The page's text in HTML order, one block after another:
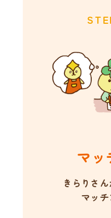
マ
きらりさ
マッ